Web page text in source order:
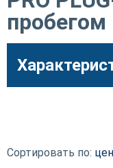
пробегом
Сортировать по: